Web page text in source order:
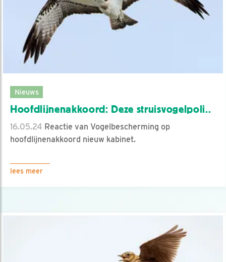
Nieuws
Hoofdlijnenakkoord: Deze struisvogelpoli..
16.05.24 Reactie van Vogelbescherming op
hoofdlijnenakkoord nieuw kabinet.
lees meer